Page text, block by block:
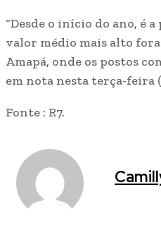
“Desde o início do ano, é
valor médio mais alto fora
Amapá, onde os postos
em nota nesta terça-feira
Fonte : R7.